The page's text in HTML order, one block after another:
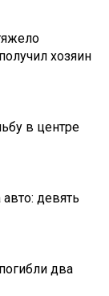
хозяин
в центре
девять
два